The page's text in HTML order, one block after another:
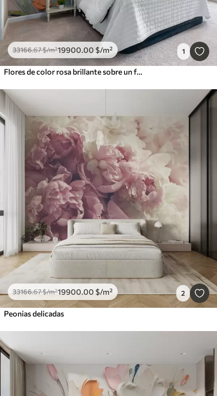
33166.67$/m²19900.00 $/m² 1
Flores de color rosa brillante sobre un fondo gris azulado claro
33166.67$/m²19900.00 $/m² 2
Peonias delicadas